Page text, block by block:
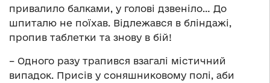
привалило балками, у голові дзвеніло… До
шпиталю не поїхав. Відлежався в бліндажі,
пропив таблетки та знову в бій!
– Одного разу трапився взагалі містичний
випадок. Присів у соняшниковому полі, аби